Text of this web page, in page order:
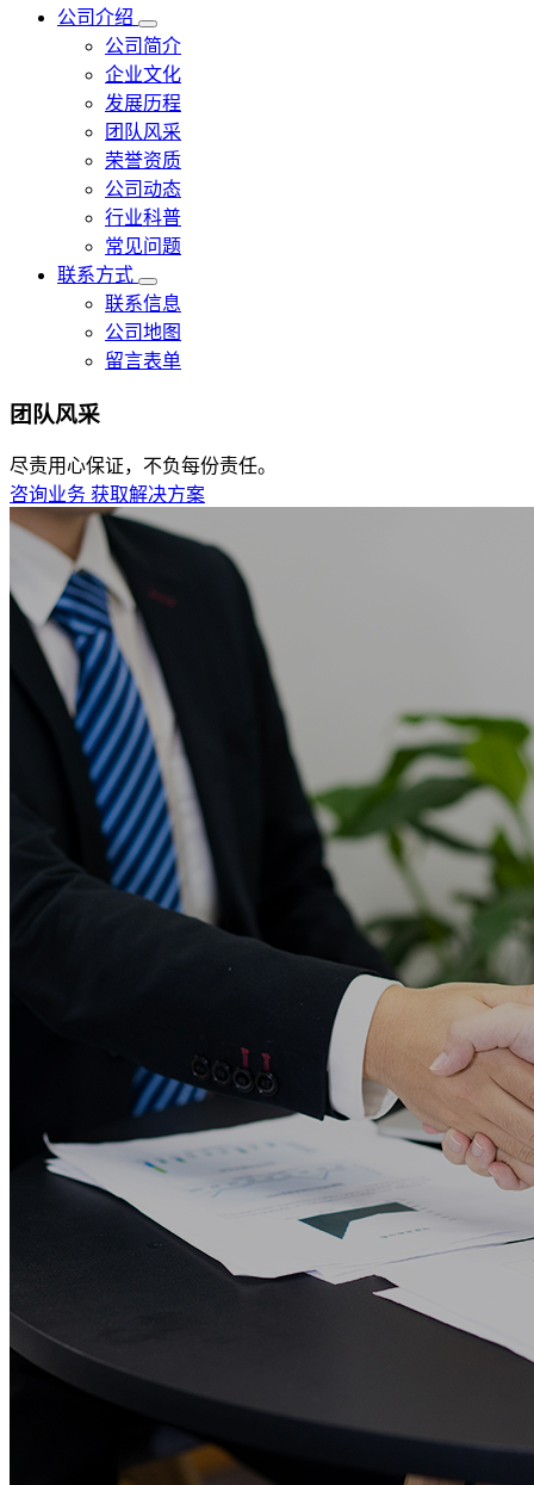
公司介绍
公司简介
企业文化
发展历程
团队风采
荣誉资质
公司动态
行业科普
常见问题
联系方式
联系信息
公司地图
留言表单
团队风采
尽责用心保证，不负每份责任。
咨询业务 获取解决方案